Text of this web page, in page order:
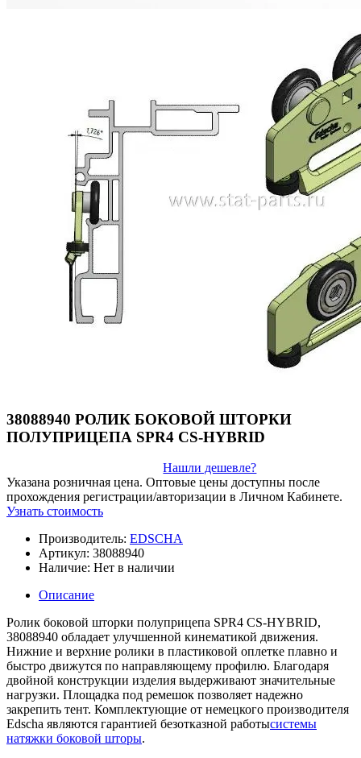
38088940 РОЛИК БОКОВОЙ ШТОРКИ
ПОЛУПРИЦЕПА SPR4 CS-HYBRID
Нашли дешевле?
Указана розничная цена. Оптовые цены доступны после
прохождения регистрации/авторизации в Личном Кабинете.
Узнать стоимость
Производитель: EDSCHA
Артикул: 38088940
Наличие: Нет в наличии
Описание
Ролик боковой шторки полуприцепа SPR4 CS-HYBRID,
38088940 обладает улучшенной кинематикой движения.
Нижние и верхние ролики в пластиковой оплетке плавно и
быстро движутся по направляющему профилю. Благодаря
двойной конструкции изделия выдерживают значительные
нагрузки. Площадка под ремешок позволяет надежно
закрепить тент. Комплектующие от немецкого производителя
Edscha являются гарантией безотказной работысистемы
натяжки боковой шторы.